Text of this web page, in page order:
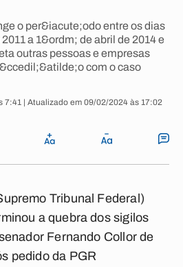
o per&iacute;odo entre os dias
a 1&ordm; de abril de 2014 e
outras pessoas e empresas
com o caso
7:41 | Atualizado em 09/02/2024 às 17:02
Tribunal Federal)
a quebra dos sigilos
Fernando Collor de
pedido da PGR